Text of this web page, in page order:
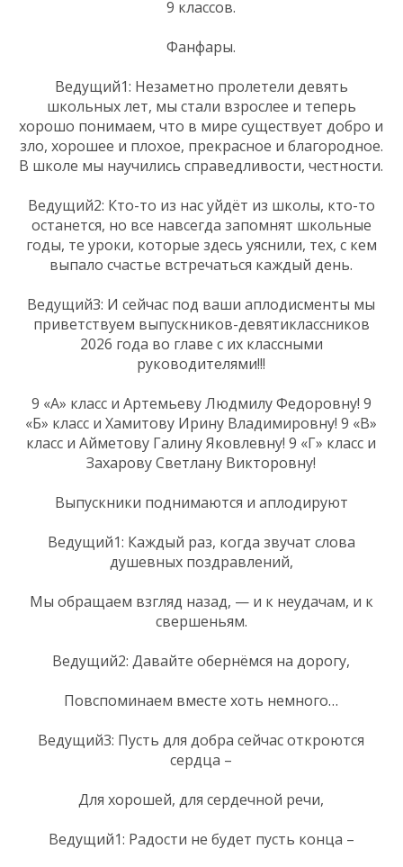
9 классов.
Фанфары.
Ведущий1: Незаметно пролетели девять
школьных лет, мы стали взрослее и теперь
хорошо понимаем, что в мире существует добро и
зло, хорошее и плохое, прекрасное и благородное.
В школе мы научились справедливости, честности.
Ведущий2: Кто-то из нас уйдёт из школы, кто-то
останется, но все навсегда запомнят школьные
годы, те уроки, которые здесь уяснили, тех, с кем
выпало счастье встречаться каждый день.
Ведущий3: И сейчас под ваши аплодисменты мы
приветствуем выпускников-девятиклассников
2026 года во главе с их классными
руководителями!!!
9 «А» класс и Артемьеву Людмилу Федоровну! 9
«Б» класс и Хамитову Ирину Владимировну! 9 «В»
класс и Айметову Галину Яковлевну! 9 «Г» класс и
Захарову Светлану Викторовну!
Выпускники поднимаются и аплодируют
Ведущий1: Каждый раз, когда звучат слова
душевных поздравлений,
Мы обращаем взгляд назад, — и к неудачам, и к
свершеньям.
Ведущий2: Давайте обернёмся на дорогу,
Повспоминаем вместе хоть немного…
Ведущий3: Пусть для добра сейчас откроются
сердца –
Для хорошей, для сердечной речи,
Ведущий1: Радости не будет пусть конца –